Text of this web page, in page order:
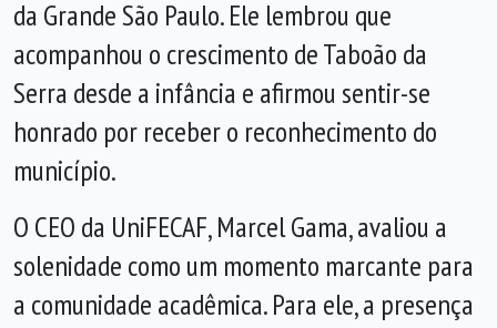
da Grande São Paulo. Ele lembrou que
acompanhou o crescimento de Taboão da
Serra desde a infância e afirmou sentir-se
honrado por receber o reconhecimento do
município.
O CEO da UniFECAF, Marcel Gama, avaliou a
solenidade como um momento marcante para
a comunidade acadêmica. Para ele, a presença